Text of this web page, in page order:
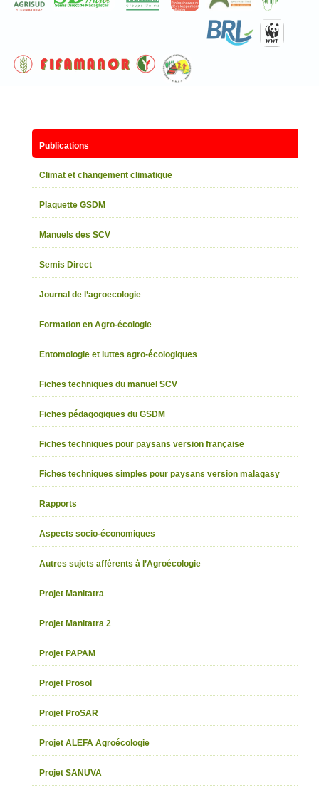
Publications
Climat et changement climatique
Plaquette GSDM
Manuels des SCV
Semis Direct
Journal de l’agroecologie
Formation en Agro-écologie
Entomologie et luttes agro-écologiques
Fiches techniques du manuel SCV
Fiches pédagogiques du GSDM
Fiches techniques pour paysans version française
Fiches techniques simples pour paysans version malagasy
Rapports
Aspects socio-économiques
Autres sujets afférents à l’Agroécologie
Projet Manitatra
Projet Manitatra 2
Projet PAPAM
Projet Prosol
Projet ProSAR
Projet ALEFA Agroécologie
Projet SANUVA